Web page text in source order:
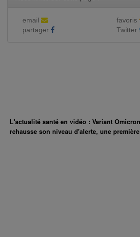
email
favoris
partager
Twitter
L'actualité santé en vidéo : Variant
rehausse son niveau d'alerte, une